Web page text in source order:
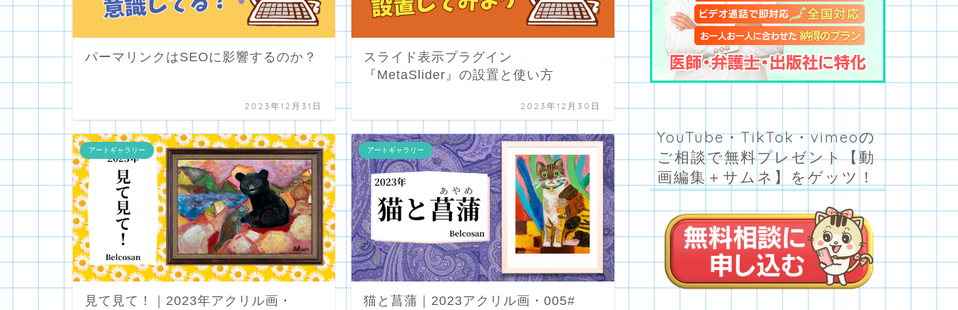
パーマリンクはSEOに影響するのか？
2023年12月31日
スライド表示プラグイン
『MetaSlider』の設置と使い方
2023年12月30日
アートギャラリー
見て見て！｜2023年アクリル画・
アートギャラリー
猫と菖蒲｜2023アクリル画・005#
YouTube・TikTok・vimeoの
ご相談で無料プレゼント【動
画編集＋サムネ】をゲッツ！